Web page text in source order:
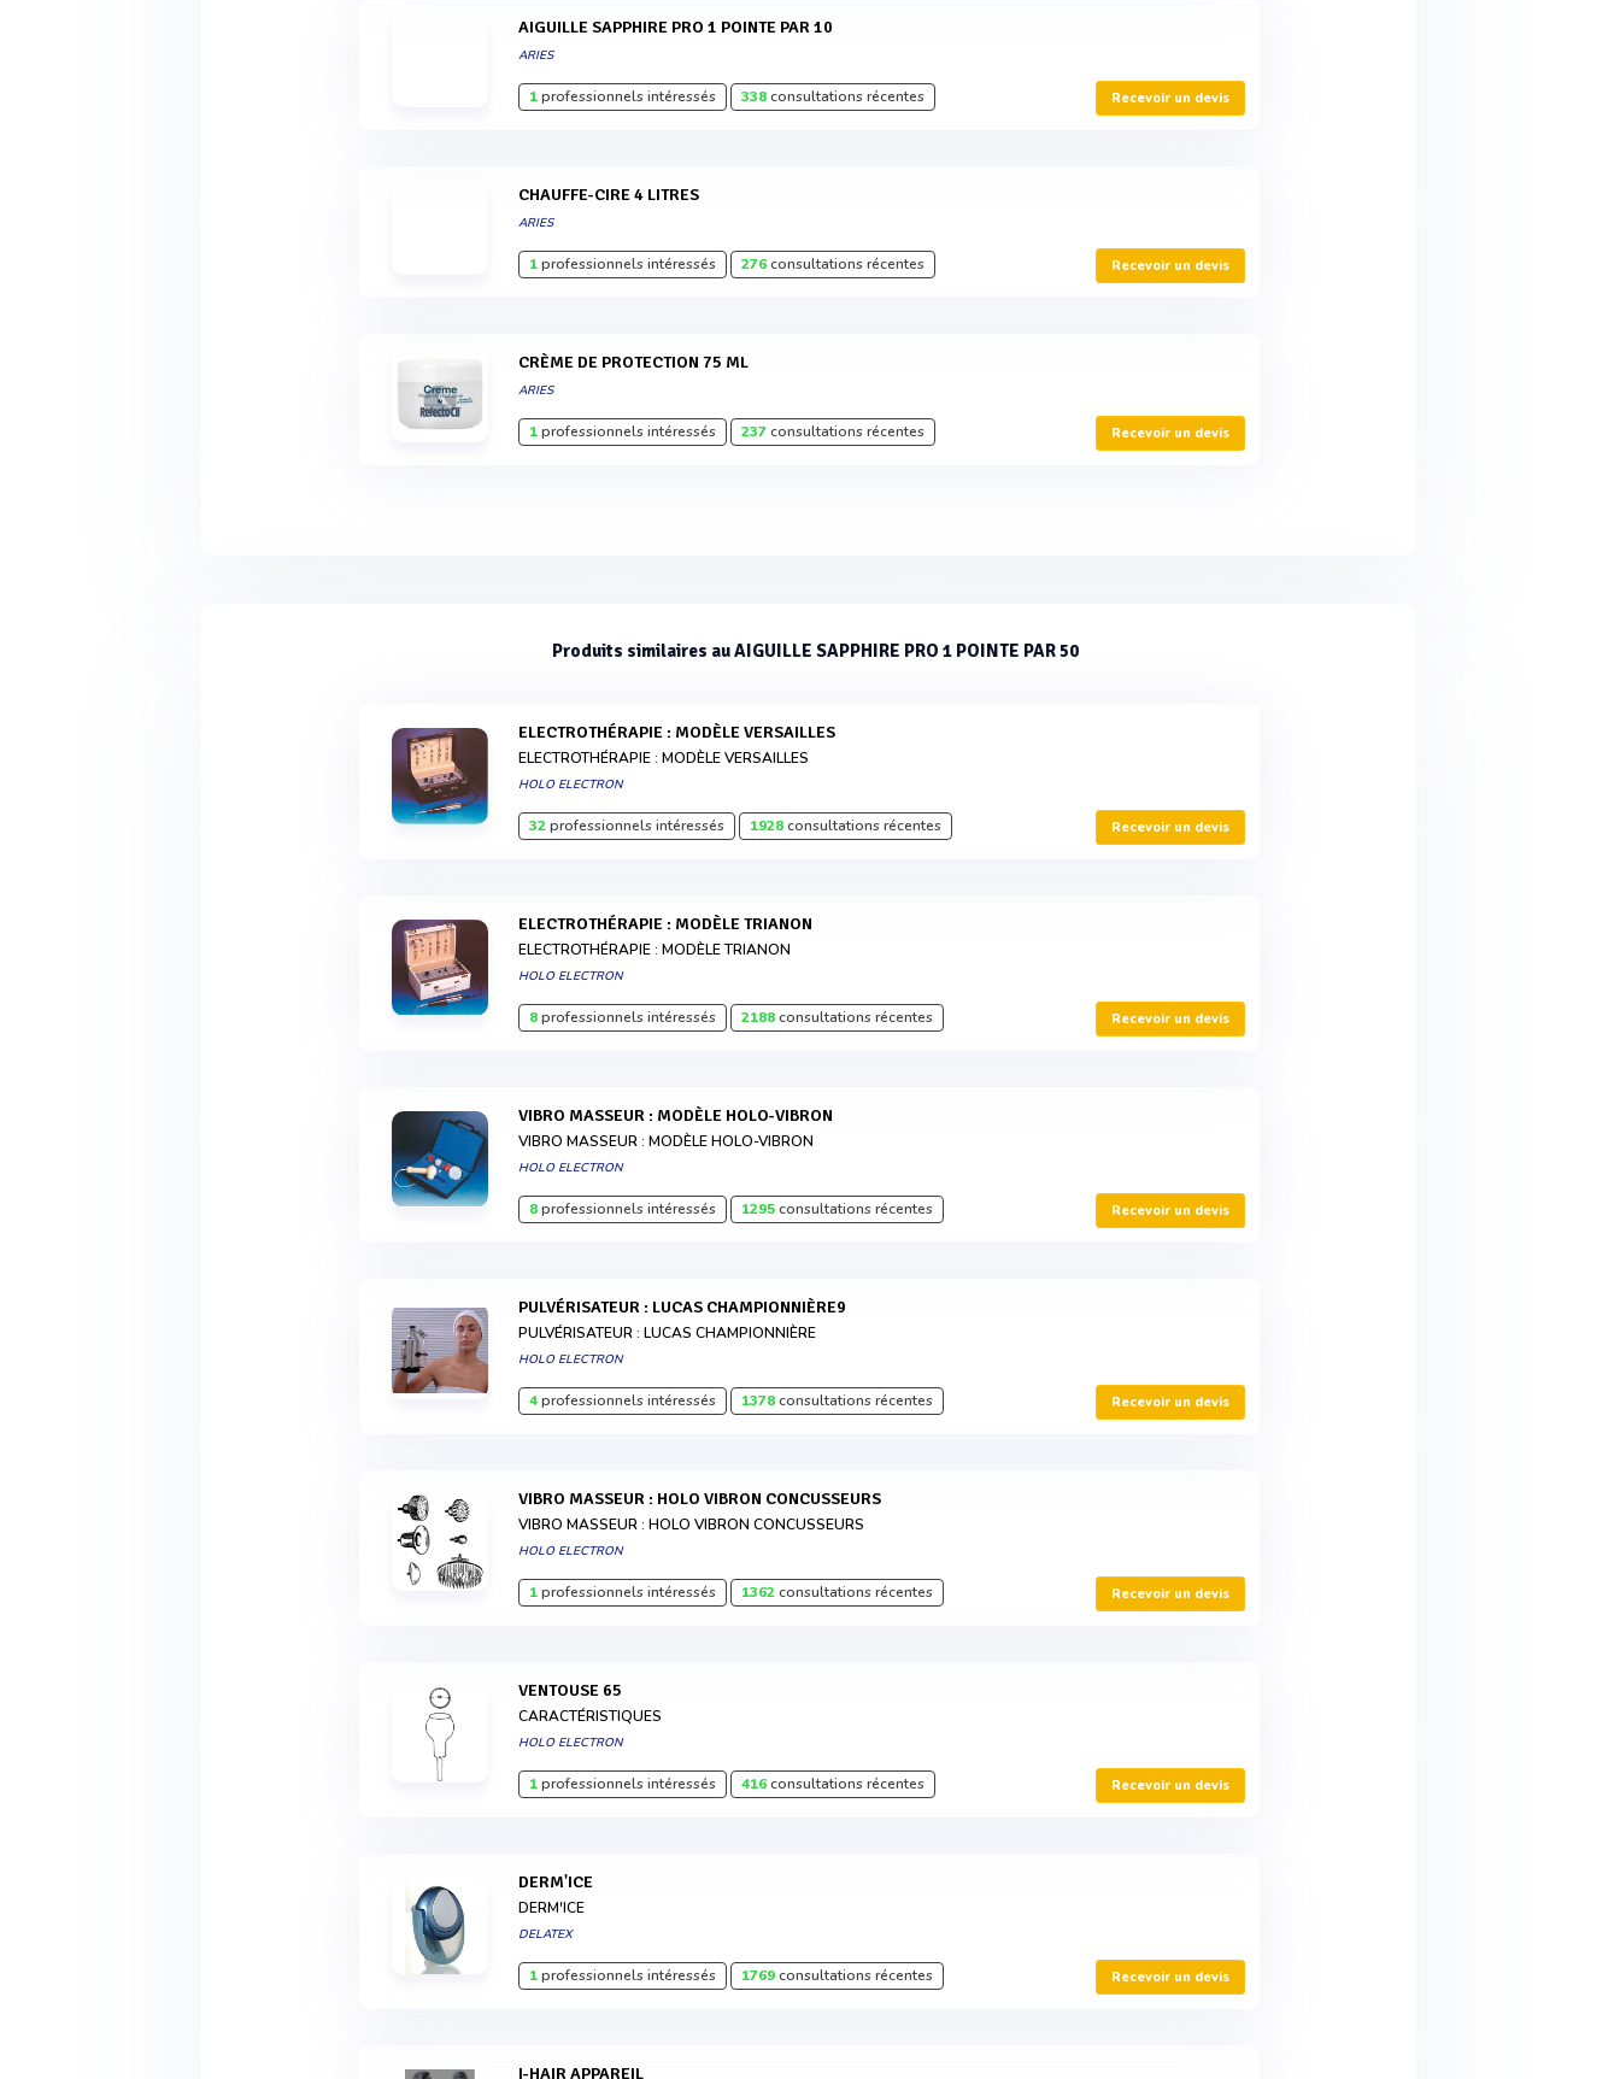
AIGUILLE SAPPHIRE PRO 1 POINTE PAR 10
ARIES
1professionnels intéressés 338consultations récentes Recevoir un devis
CHAUFFE-CIRE 4 LITRES
ARIES
1professionnels intéressés 276consultations récentes Recevoir un devis
CRÈME DE PROTECTION 75 ML
ARIES
1professionnels intéressés 237consultations récentes Recevoir un devis
Produits similaires au AIGUILLE SAPPHIRE PRO 1 POINTE PAR 50
ELECTROTHÉRAPIE : MODÈLE VERSAILLES
ELECTROTHÉRAPIE : MODÈLE VERSAILLES
HOLO ELECTRON
32professionnels intéressés 1928consultations récentes Recevoir un devis
ELECTROTHÉRAPIE : MODÈLE TRIANON
ELECTROTHÉRAPIE : MODÈLE TRIANON
HOLO ELECTRON
8professionnels intéressés 2188consultations récentes Recevoir un devis
VIBRO MASSEUR : MODÈLE HOLO-VIBRON
VIBRO MASSEUR : MODÈLE HOLO-VIBRON
HOLO ELECTRON
8professionnels intéressés 1295consultations récentes Recevoir un devis
PULVÉRISATEUR : LUCAS CHAMPIONNIÈRE9
PULVÉRISATEUR : LUCAS CHAMPIONNIÈRE
HOLO ELECTRON
4professionnels intéressés 1378consultations récentes Recevoir un devis
VIBRO MASSEUR : HOLO VIBRON CONCUSSEURS
VIBRO MASSEUR : HOLO VIBRON CONCUSSEURS
HOLO ELECTRON
1professionnels intéressés 1362consultations récentes Recevoir un devis
VENTOUSE 65
CARACTÉRISTIQUES
HOLO ELECTRON
1professionnels intéressés 416consultations récentes Recevoir un devis
DERM'ICE
DERM'ICE
DELATEX
1professionnels intéressés 1769consultations récentes Recevoir un devis
I-HAIR APPAREIL